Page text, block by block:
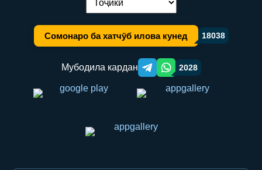
Иваз кардани забон:
Сомонаро ба хатчӯб илова кунед 18038
Мубодила кардан Telegram orqali ulashish
WhatsApp orqali ulashish
2028